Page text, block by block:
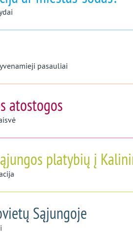
pasauliai
atostogos
platybių į
Sąjungoje